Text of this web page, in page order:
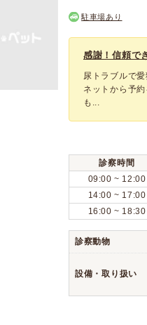
駐車場あり
感謝！信頼で
尿トラブルで
ネットから予
も...
診察時間
09:00 ~ 12:00
14:00 ~ 17:00
16:00 ~ 18:30
診察動物
設備・取り扱い